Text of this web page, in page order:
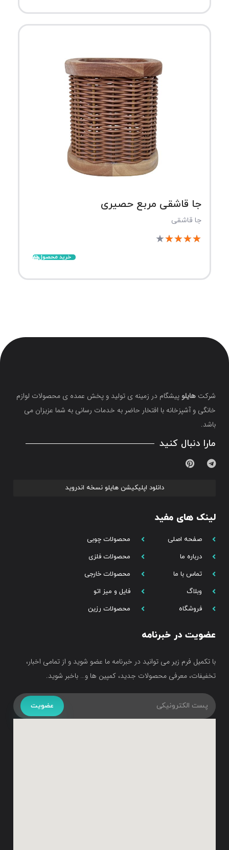
جا قاشقی مربع حصیری
جا قاشقی
★
★
★
★
★
خرید محصول
شرکت هایلو پیشگام در زمینه ی تولید و پخش عمده ی محصولات لوازم
خانگی و آشپزخانه با افتخار حاضر به خدمات رسانی به شما عزیزان می
باشد.
مارا دنبال کنید
دانلود اپلیکیشن هایلو نسخه اندروید
لینک های مفید
صفحه اصلی
درباره ما
تماس با ما
وبلاگ
فروشگاه
محصولات چوبی
محصولات فلزی
محصولات خارجی
فایل و میز اتو
محصولات رزین
عضویت در خبرنامه
با تکمیل فرم زیر می توانید در خبرنامه ما عضو شوید و از تمامی اخبار،
تخفیفات، معرفی محصولات جدید، کمپین ها و… باخبر شوید.
عضویت